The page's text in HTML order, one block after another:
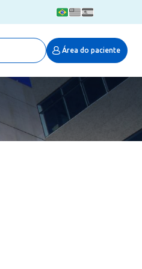
Área do paciente
em saúde
Qualidade em Pesquisa